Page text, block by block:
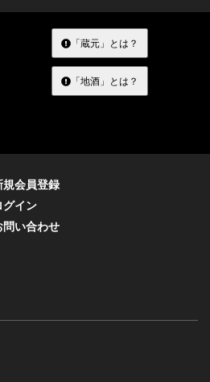
「蔵元」とは？
「地酒」とは？
規会員登録
グイン
問い合わせ